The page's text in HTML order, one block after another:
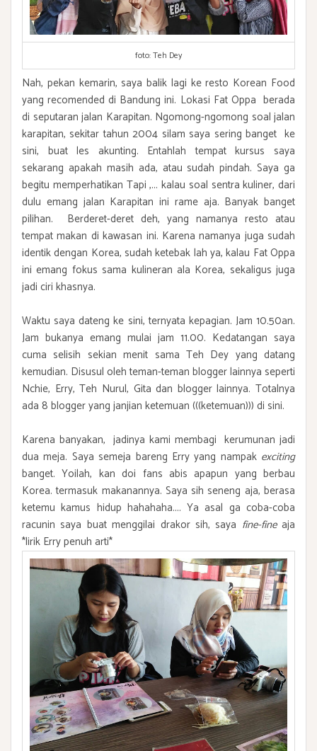
foto: Teh Dey
Nah, pekan kemarin, saya balik lagi ke resto Korean Food
yang recomended di Bandung ini. Lokasi Fat Oppa berada
di seputaran jalan Karapitan. Ngomong-ngomong soal jalan
karapitan, sekitar tahun 2004 silam saya sering banget ke
sini, buat les akunting. Entahlah tempat kursus saya
sekarang apakah masih ada, atau sudah pindah. Saya ga
begitu memperhatikan Tapi ,... kalau soal sentra kuliner, dari
dulu emang jalan Karapitan ini rame aja. Banyak banget
pilihan. Berderet-deret deh, yang namanya resto atau
tempat makan di kawasan ini. Karena namanya juga sudah
identik dengan Korea, sudah ketebak lah ya, kalau Fat Oppa
ini emang fokus sama kulineran ala Korea, sekaligus juga
jadi ciri khasnya.
Waktu saya dateng ke sini, ternyata kepagian. Jam 10.50an.
Jam bukanya emang mulai jam 11.00. Kedatangan saya
cuma selisih sekian menit sama Teh Dey yang datang
kemudian. Disusul oleh teman-teman blogger lainnya seperti
Nchie, Erry, Teh Nurul, Gita dan blogger lainnya. Totalnya
ada 8 blogger yang janjian ketemuan (((ketemuan))) di sini.
Karena banyakan, jadinya kami membagi kerumunan jadi
dua meja. Saya semeja bareng Erry yang nampak exciting
banget. Yoilah, kan doi fans abis apapun yang berbau
Korea. termasuk makanannya. Saya sih seneng aja, berasa
ketemu kamus hidup hahahaha.... Ya asal ga coba-coba
racunin saya buat menggilai drakor sih, saya fine-fineaja
*lirik Erry penuh arti*